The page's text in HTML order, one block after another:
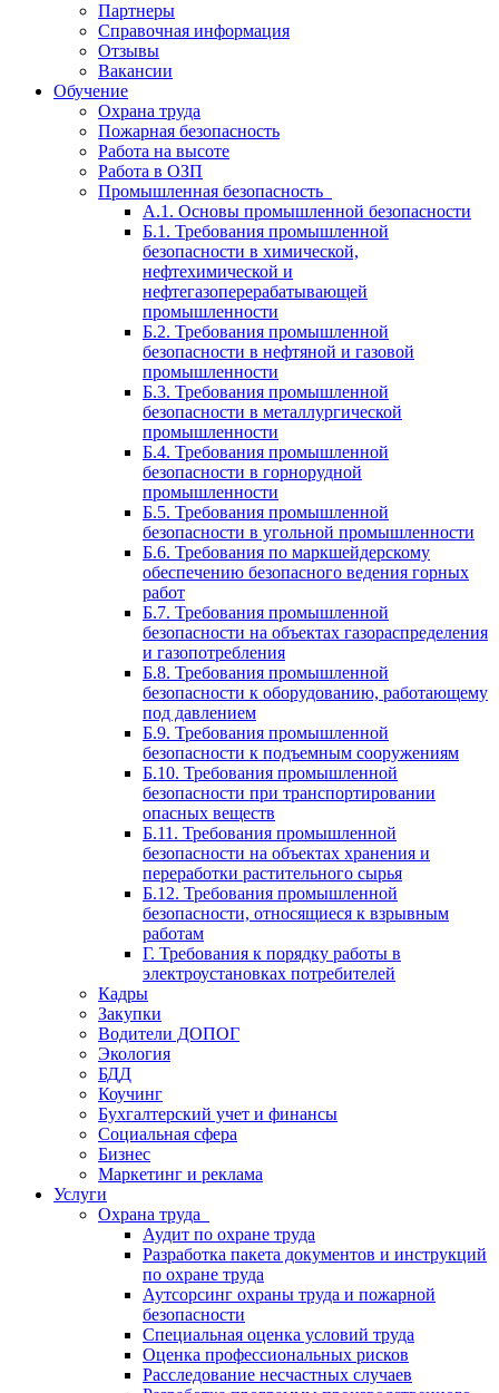
Партнеры
Справочная информация
Отзывы
Вакансии
Обучение
Охрана труда
Пожарная безопасность
Работа на высоте
Работа в ОЗП
Промышленная безопасность
А.1. Основы промышленной безопасности
Б.1. Требования промышленной
безопасности в химической,
нефтехимической и
нефтегазоперерабатывающей
промышленности
Б.2. Требования промышленной
безопасности в нефтяной и газовой
промышленности
Б.3. Требования промышленной
безопасности в металлургической
промышленности
Б.4. Требования промышленной
безопасности в горнорудной
промышленности
Б.5. Требования промышленной
безопасности в угольной промышленности
Б.6. Требования по маркшейдерскому
обеспечению безопасного ведения горных
работ
Б.7. Требования промышленной
безопасности на объектах газораспределения
и газопотребления
Б.8. Требования промышленной
безопасности к оборудованию, работающему
под давлением
Б.9. Требования промышленной
безопасности к подъемным сооружениям
Б.10. Требования промышленной
безопасности при транспортировании
опасных веществ
Б.11. Требования промышленной
безопасности на объектах хранения и
переработки растительного сырья
Б.12. Требования промышленной
безопасности, относящиеся к взрывным
работам
Г. Требования к порядку работы в
электроустановках потребителей
Кадры
Закупки
Водители ДОПОГ
Экология
БДД
Коучинг
Бухгалтерский учет и финансы
Социальная сфера
Бизнес
Маркетинг и реклама
Услуги
Охрана труда
Аудит по охране труда
Разработка пакета документов и инструкций
по охране труда
Аутсорсинг охраны труда и пожарной
безопасности
Специальная оценка условий труда
Оценка профессиональных рисков
Расследование несчастных случаев